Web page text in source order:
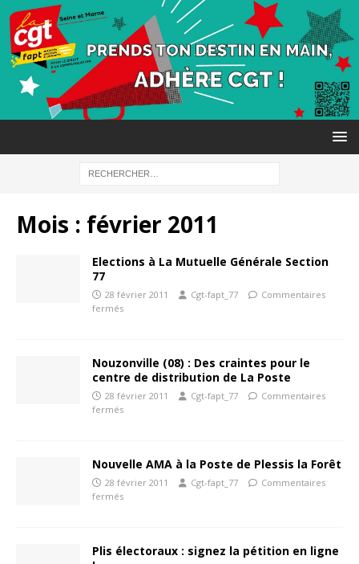
Mois : février 2011
Elections à La Mutuelle Générale Section
77
28 février 2011 Cgt-fapt_77
Commentaires
fermés
Nouzonville (08) : Des craintes pour le
centre de distribution de La Poste
28 février 2011 Cgt-fapt_77
Commentaires
fermés
Nouvelle AMA à la Poste de Plessis la Forêt
28 février 2011 Cgt-fapt_77
Commentaires
fermés
Plis électoraux : signez la pétition en ligne